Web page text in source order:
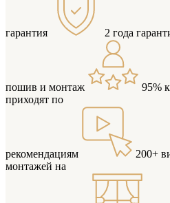
гарантия 2 года
пошив и монтаж 95%
приходят по
рекомендациям 200+
монтажей на